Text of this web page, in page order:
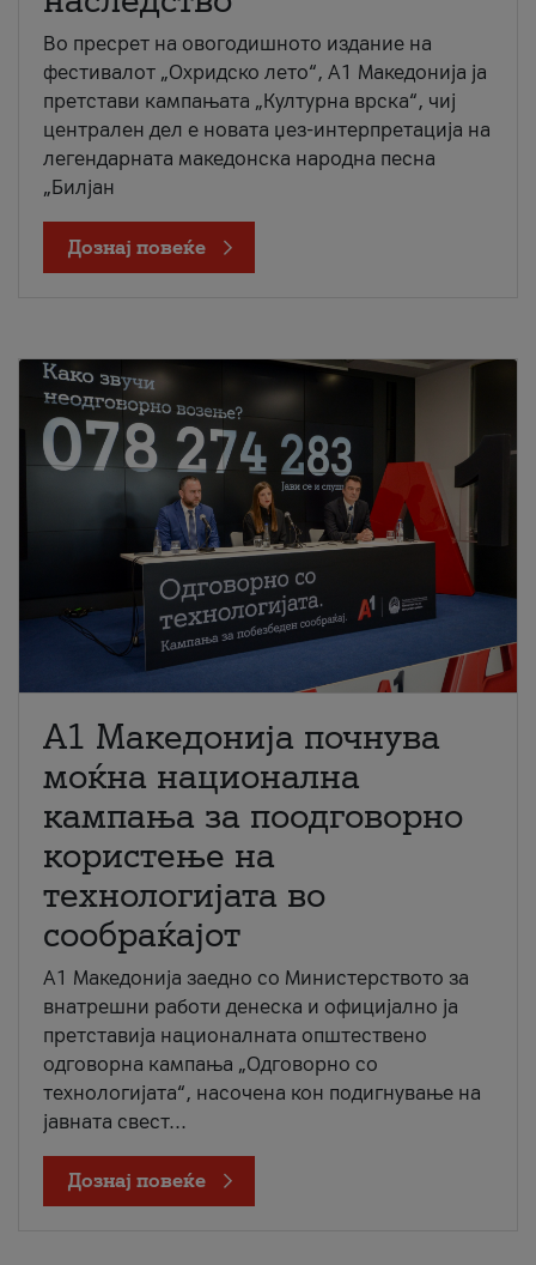
Во пресрет на овогодишното издание на
фестивалот „Охридско лето“, А1 Македонија ја
претстави кампањата „Културна врска“, чиј
централен дел е новата џез-интерпретација на
легендарната македонска народна песна
„Билјан
Дознај повеќе
A1 Македонија почнува
моќна национална
кампања за поодговорно
користење на
технологијата во
сообраќајот
A1 Македонија заедно со Министерството за
внатрешни работи денеска и официјално ја
претставија националната општествено
одговорна кампања „Одговорно со
технологијата“, насочена кон подигнување на
јавната свест...
Дознај повеќе